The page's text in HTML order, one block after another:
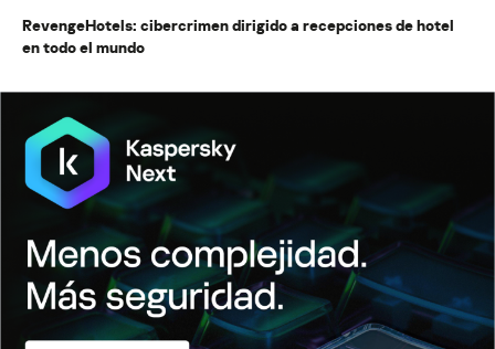
RevengeHotels: cibercrimen dirigido a recepciones de hotel
en todo el mundo